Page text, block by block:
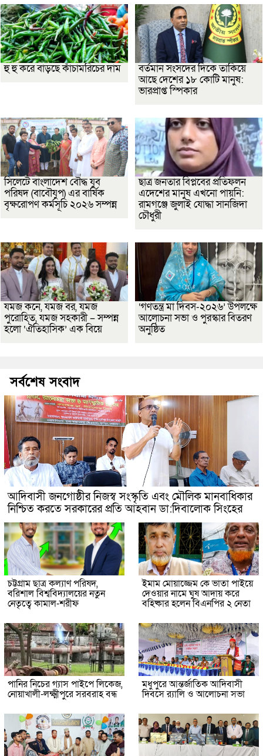
হু হু করে বাড়ছে কাঁচামরিচের দাম
বর্তমান সংসদের দিকে তাকিয়ে
আছে দেশের ১৮ কোটি মানুষ:
ভারপ্রাপ্ত স্পিকার
সিলেটে বাংলাদেশ বৌদ্ধ যুব
পরিষদ (বাবৌযুপ) এর বার্ষিক
বৃক্ষরোপণ কর্মসূচি ২০২৬ সম্পন্ন
ছাত্র জনতার বিপ্লবের প্রতিফলন
এদেশের মানুষ এখনো পায়নি:
রামগঞ্জে জুলাই যোদ্ধা সানজিদা
চৌধুরী
যমজ কনে, যমজ বর, যমজ
পুরোহিত, যমজ সহকারী – সম্পন্ন
হলো ‘ঐতিহাসিক’ এক বিয়ে
‘গণতন্ত্র মা দিবস-২০২৬’ উপলক্ষে
আলোচনা সভা ও পুরস্কার বিতরণ
অনুষ্ঠিত
সর্বশেষ সংবাদ
আদিবাসী জনগোষ্ঠীর নিজস্ব সংস্কৃতি এবং মৌলিক মানবাধিকার
নিশ্চিত করতে সরকারের প্রতি আহবান ডা:দিবালোক সিংহের
চট্টগ্রাম ছাত্র কল্যাণ পরিষদ,
বরিশাল বিশ্ববিদ্যালয়ের নতুন
নেতৃত্বে কামাল-শরীফ
ইমাম মোয়াজ্জেম কে ভাতা পাইয়ে
দেওয়ার নামে ঘুষ আদায় করে
বহিষ্কার হলেন বিএনপির ২ নেতা
পানির নিচের গ্যাস পাইপে লিকেজ,
নোয়াখালী-লক্ষ্মীপুরে সরবরাহ বন্ধ
মধুপুরে আন্তর্জাতিক আদিবাসী
দিবসে র‍্যালি ও আলোচনা সভা